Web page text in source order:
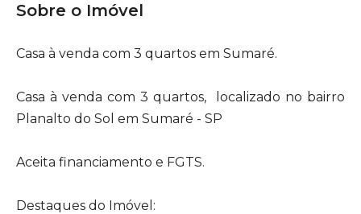
Sobre o Imóvel
Casa à venda com 3 quartos em Sumaré.
Casa à venda com 3 quartos, localizado no bairro
Planalto do Sol em Sumaré - SP
Aceita financiamento e FGTS.
Destaques do Imóvel: